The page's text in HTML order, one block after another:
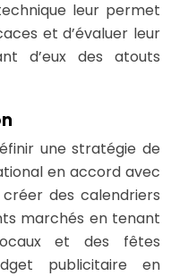
leur permet
et d’évaluer leur
d’eux des atouts
une stratégie de
en accord avec
des calendriers
marchés en tenant
et des fêtes
publicitaire en